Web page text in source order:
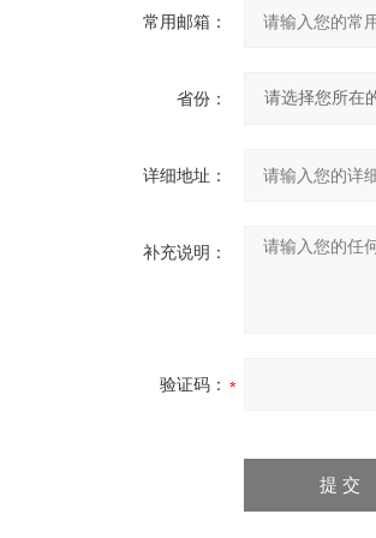
常用邮箱：
省份：
详细地址：
补充说明：
验证码：